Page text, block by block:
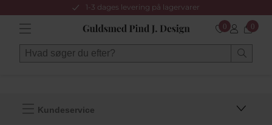
1-3 dages levering på lagervarer
0 0
Kundeservice